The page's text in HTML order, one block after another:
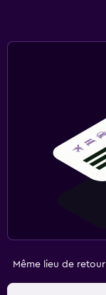
Même lieu de retour